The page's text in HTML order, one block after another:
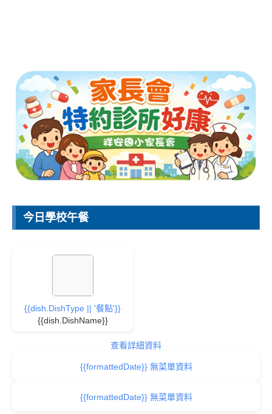
今日學校午餐
{{dish.DishType || '餐點'}}
{{dish.DishName}}
查看詳細資料
{{formattedDate}} 無菜單資料
{{formattedDate}} 無菜單資料